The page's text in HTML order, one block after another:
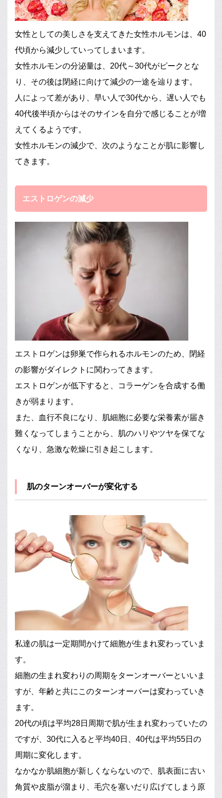
女性としての美しさを支えてきた女性ホルモンは、40
代頃から減少していってしまいます。
女性ホルモンの分泌量は、20代～30代がピークとな
り、その後は閉経に向けて減少の一途を辿ります。
人によって差があり、早い人で30代から、遅い人でも
40代後半頃からはそのサインを自分で感じることが増
えてくるようです。
女性ホルモンの減少で、次のようなことが肌に影響し
てきます。
エストロゲンの減少
エストロゲンは卵巣で作られるホルモンのため、閉経
の影響がダイレクトに関わってきます。
エストロゲンが低下すると、コラーゲンを合成する働
きが弱まります。
また、血行不良になり、肌細胞に必要な栄養素が届き
難くなってしまうことから、肌のハリやツヤを保てな
くなり、急激な乾燥に引き起こします。
肌のターンオーバーが変化する
私達の肌は一定期間かけて細胞が生まれ変わっていま
す。
細胞の生まれ変わりの周期をターンオーバーといいま
すが、年齢と共にこのターンオーバーは変わっていき
ます。
20代の頃は平均28日周期で肌が生まれ変わっていたの
ですが、30代に入ると平均40日、40代は平均55日の
周期に変化します。
なかなか肌細胞が新しくならないので、肌表面に古い
角質や皮脂が溜まり、毛穴を塞いだり広げてしまう原